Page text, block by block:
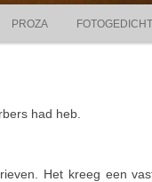
PROZA
had heb.
Het kreeg een